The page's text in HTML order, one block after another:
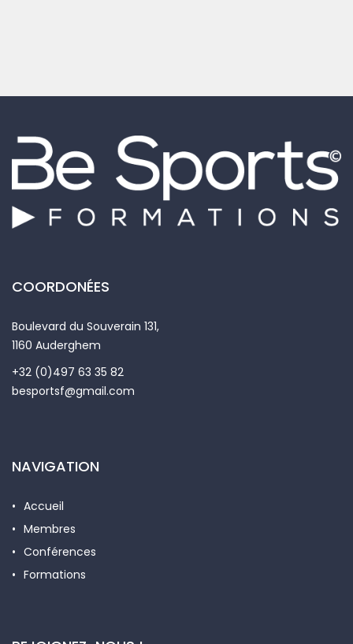
COORDONÉES
Boulevard du Souverain 131,
1160 Auderghem
+32 (0)497 63 35 82
besportsf@gmail.com
NAVIGATION
Accueil
Membres
Conférences
Formations